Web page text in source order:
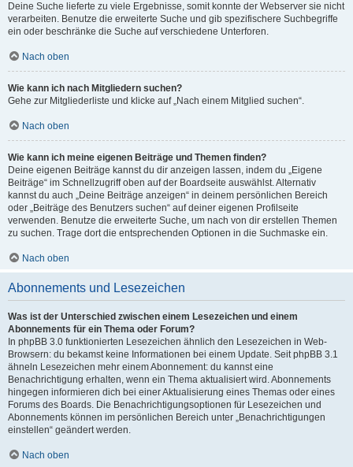
Deine Suche lieferte zu viele Ergebnisse, somit konnte der Webserver sie nicht
verarbeiten. Benutze die erweiterte Suche und gib spezifischere Suchbegriffe
ein oder beschränke die Suche auf verschiedene Unterforen.
Nach oben
Wie kann ich nach Mitgliedern suchen?
Gehe zur Mitgliederliste und klicke auf „Nach einem Mitglied suchen“.
Nach oben
Wie kann ich meine eigenen Beiträge und Themen finden?
Deine eigenen Beiträge kannst du dir anzeigen lassen, indem du „Eigene
Beiträge“ im Schnellzugriff oben auf der Boardseite auswählst. Alternativ
kannst du auch „Deine Beiträge anzeigen“ in deinem persönlichen Bereich
oder „Beiträge des Benutzers suchen“ auf deiner eigenen Profilseite
verwenden. Benutze die erweiterte Suche, um nach von dir erstellen Themen
zu suchen. Trage dort die entsprechenden Optionen in die Suchmaske ein.
Nach oben
Abonnements und Lesezeichen
Was ist der Unterschied zwischen einem Lesezeichen und einem
Abonnements für ein Thema oder Forum?
In phpBB 3.0 funktionierten Lesezeichen ähnlich den Lesezeichen in Web-
Browsern: du bekamst keine Informationen bei einem Update. Seit phpBB 3.1
ähneln Lesezeichen mehr einem Abonnement: du kannst eine
Benachrichtigung erhalten, wenn ein Thema aktualisiert wird. Abonnements
hingegen informieren dich bei einer Aktualisierung eines Themas oder eines
Forums des Boards. Die Benachrichtigungsoptionen für Lesezeichen und
Abonnements können im persönlichen Bereich unter „Benachrichtigungen
einstellen“ geändert werden.
Nach oben